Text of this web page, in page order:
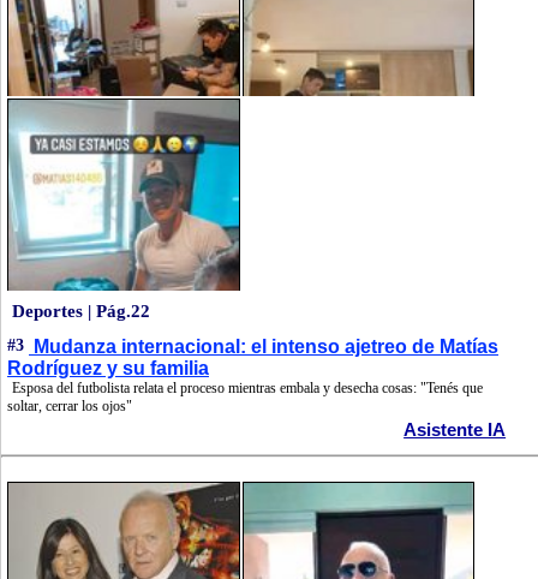
Deportes | Pág.22
#3
Mudanza internacional: el intenso ajetreo de Matías
Rodríguez y su familia
Esposa del futbolista relata el proceso mientras embala y desecha cosas: "Tenés que
soltar, cerrar los ojos"
Asistente IA